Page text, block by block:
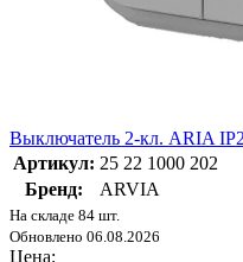
Выключатель 2-кл. ARIA
Артикул: 25 22 1000 202
Бренд:
ARVIA
На складе 84 шт.
Обновлено 06.08.2026
Цена: